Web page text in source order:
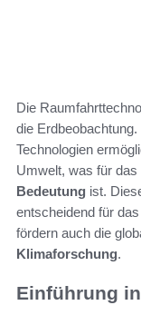
Die
die
Technologien
Umwelt, was für das
Bedeutung ist.
entscheidend für
fördern auch die
Klimaforschung.
Einführung